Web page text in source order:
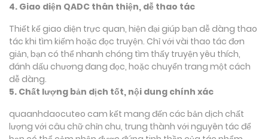
4. Giao diện QADC thân thiện, dễ thao tác
Thiết kế giao diện trực quan, hiện đại giúp bạn dễ dàng thao
tác khi tìm kiếm hoặc đọc truyện. Chỉ với vài thao tác đơn
giản, bạn có thể nhanh chóng tìm thấy truyện yêu thích,
đánh dấu chương đang đọc, hoặc chuyển trang một cách
dễ dàng.
5. Chất lượng bản dịch tốt, nội dung chính xác
quaanhdaocuteo cam kết mang đến các bản dịch chất
lượng với câu chữ chỉn chu, trung thành với nguyên tác để